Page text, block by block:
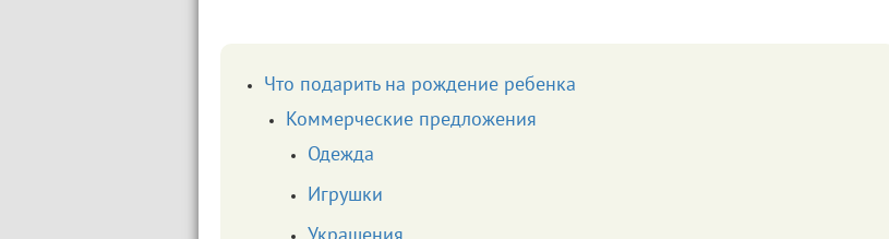
Что подарить на рождение ребенка
Коммерческие предложения
Одежда
Игрушки